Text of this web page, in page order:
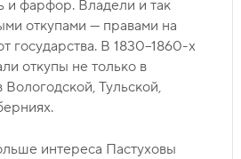
и фарфор. Владели и так
откупами — правами на
государства. В 1830–1860-х
откупы не только в
Тульской,
интереса Пастуховы